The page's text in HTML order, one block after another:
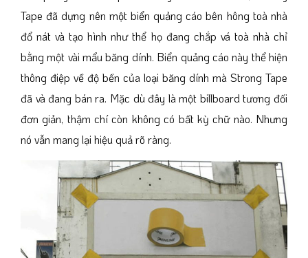
Tape đã dựng nên một biển quảng cáo bên hông toà nhà
đổ nát và tạo hình như thể họ đang chắp vá toà nhà chỉ
bằng một vài mẩu băng dính. Biển quảng cáo này thể hiện
thông điệp về độ bền của loại băng dính mà Strong Tape
đã và đang bán ra. Mặc dù đây là một billboard tương đối
đơn giản, thậm chí còn không có bất kỳ chữ nào. Nhưng
nó vẫn mang lại hiệu quả rõ ràng.